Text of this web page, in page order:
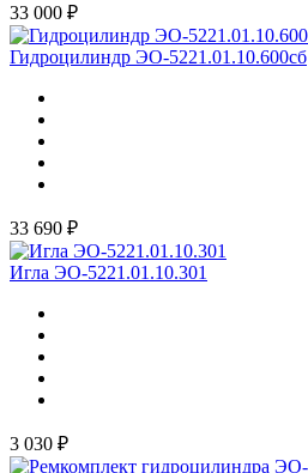
33 000 ₽
Гидроцилиндр ЭО-5221.01.10.600сб
33 690 ₽
Игла ЭО-5221.01.10.301
3 030 ₽